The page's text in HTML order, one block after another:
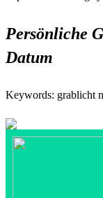
Persönliche
Datum
Keywords: grablicht